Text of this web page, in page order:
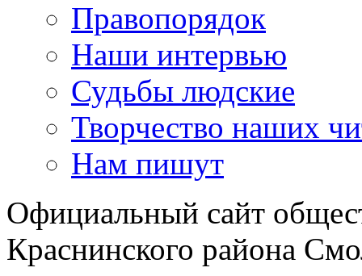
Правопорядок
Наши интервью
Судьбы людские
Творчество наших
Нам пишут
Официальный сайт
Краснинского района